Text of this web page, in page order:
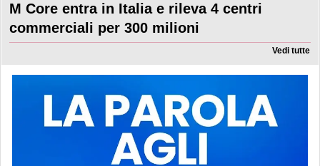
M Core entra in Italia e rileva 4 centri
commerciali per 300 milioni
Vedi tutte